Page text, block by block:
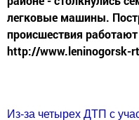
легковые машины.
происшествия
http://www.leninogorsk-
Из-за четырех ДТП с